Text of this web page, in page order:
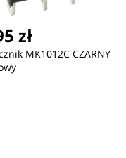
zł
MK1012C CZARNY